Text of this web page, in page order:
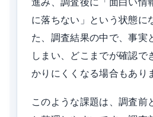
に落ちない」という状態に
た、調査結果の中で、事実
しまい、どこまでが確認で
かりにくくなる場合もあり
このような課題は、調査前